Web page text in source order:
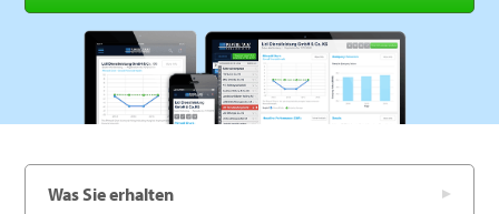
Was Sie erhalten